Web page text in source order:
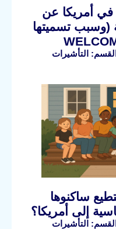
في أمريكا عن
(وسبب تسميتها
القسم: التأشيرات
ساكنوها
إلى أمريكا؟
القسم: التأشيرات